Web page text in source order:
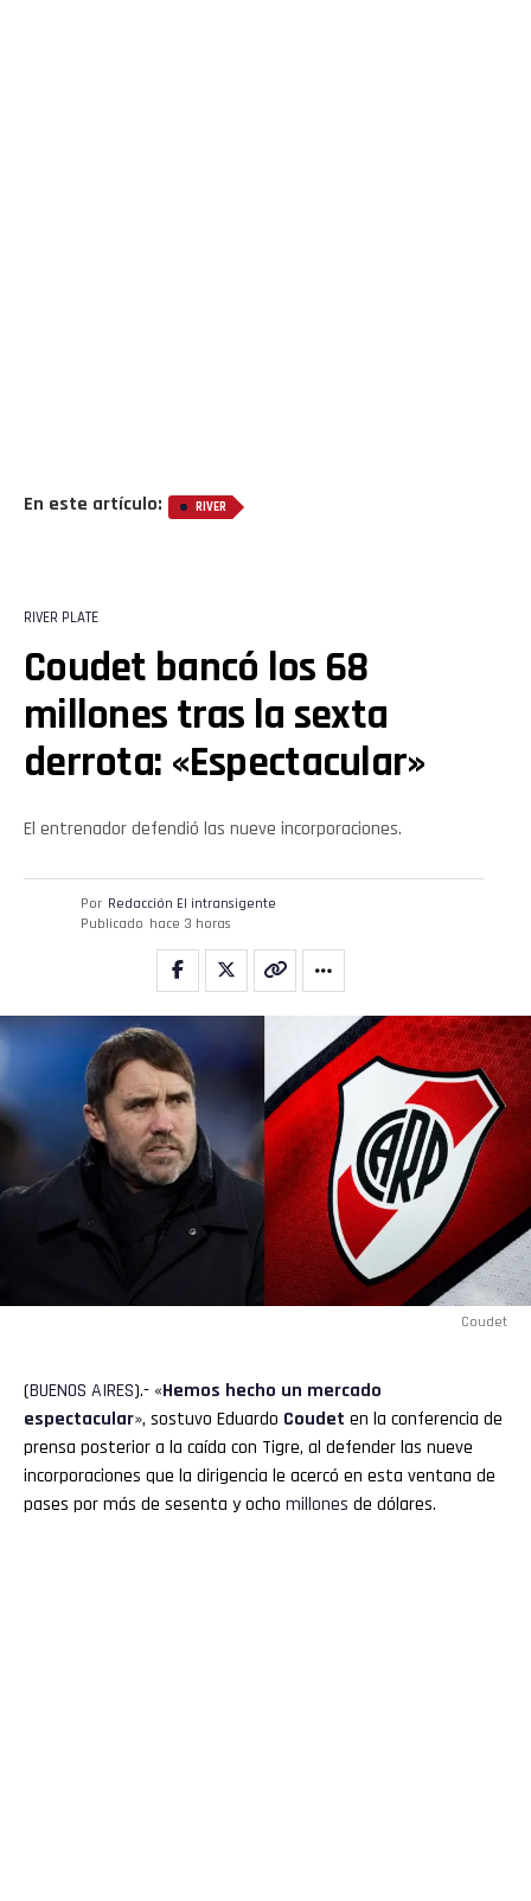
En este artículo: RIVER
RIVER PLATE
Coudet bancó los 68
millones tras la sexta
derrota: «Espectacular»
El entrenador defendió las nueve incorporaciones.
Por Redacción El intransigente
Publicado hace 3 horas
Coudet
(BUENOS AIRES).- «Hemos hecho un mercado
espectacular», sostuvo Eduardo Coudet en la conferencia de
prensa posterior a la caída con Tigre, al defender las nueve
incorporaciones que la dirigencia le acercó en esta ventana de
pases por más de sesenta y ocho millones de dólares.